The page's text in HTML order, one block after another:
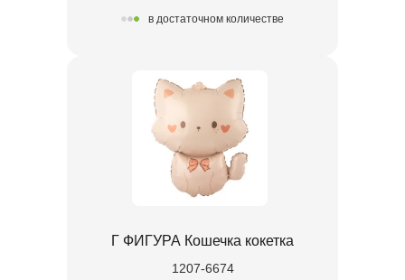
в достаточном количестве
Г ФИГУРА Кошечка кокетка
1207-6674